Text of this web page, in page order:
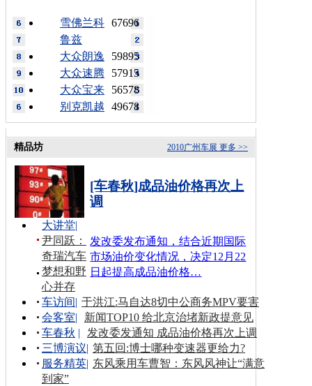
67696
雪佛兰科
鲁兹
59895
大众朗逸
57915
大众速腾
56578
大众宝来
49678
别克凯越
更多 >>
2010广州车展
精品坊
[车春秋]成品油价格再次上
调
发改委发布通知，结合近期国际
市场油价变化情况，决定12月22
日起提高成品油价格…
大讲堂|
尹同跃：
奇瑞汽车
梦想和野
心并存
车访间| 于洪江:马自达8切中公商务MPV要害
会客室|
新闻TOP10 给北京治堵新政提意见
车春秋 |
发改委发通知 成品油价格再次上调
三博演议| 第五回:博士哪种变速器更给力?
服务精英| 东风乘用车曹智：东风风神让“满意
到家”